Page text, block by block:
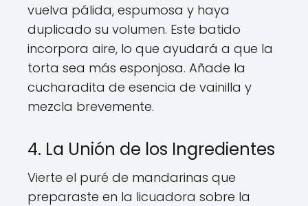
vuelva pálida, espumosa y haya
duplicado su volumen. Este batido
incorpora aire, lo que ayudará a que la
torta sea más esponjosa. Añade la
cucharadita de esencia de vainilla y
mezcla brevemente.
4. La Unión de los Ingredientes
Vierte el puré de mandarinas que
preparaste en la licuadora sobre la